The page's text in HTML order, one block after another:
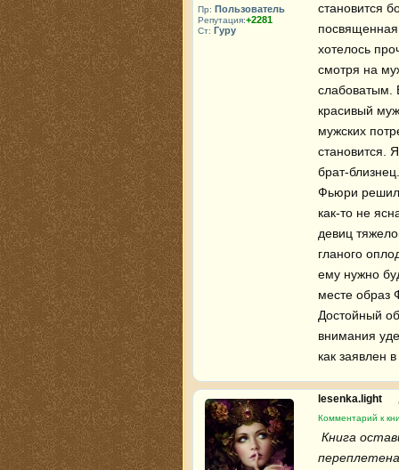
Пр: Пользователь
Репутация:+2281
Ст: Гуру
становится
хотелось
смотря на
слабоватым.
красивый
мужских
становится.
брат-
Фьюри решил
как-то не
девиц
гланого
ему нужно
месте образ
Достойный
внимания
как заявлен
lesenka.light
Комментарий к